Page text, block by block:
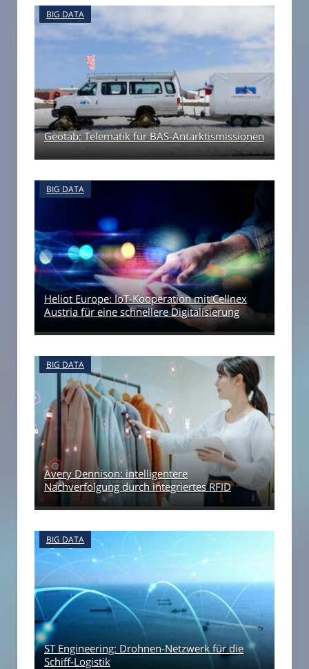
BIG DATA
Geotab: Telematik für BAS-Antarktismissionen
BIG DATA
Heliot Europe: IoT-Kooperation mit Cellnex
Austria für eine schnellere Digitalisierung
BIG DATA
Avery Dennison: intelligentere
Nachverfolgung durch integriertes RFID
BIG DATA
ST Engineering: Drohnen-Netzwerk für die
Schiff-Logistik